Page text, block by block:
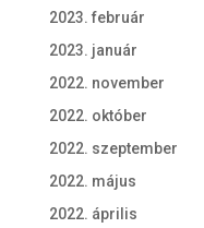
2023. február
2023. január
2022. november
2022. október
2022. szeptember
2022. május
2022. április